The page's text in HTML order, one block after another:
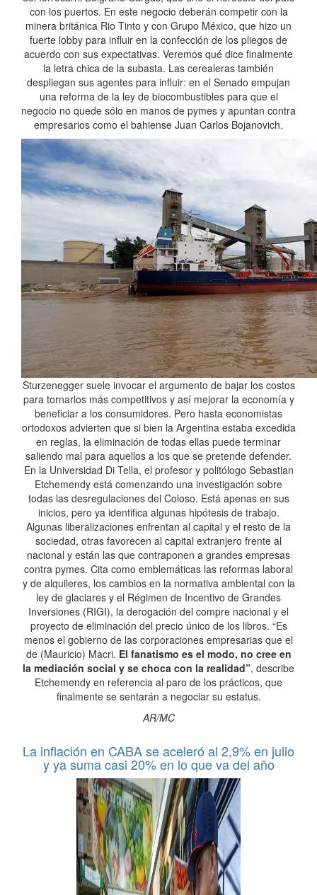
con los puertos. En este negocio deberán competir con la
minera británica Rio Tinto y con Grupo México, que hizo un
fuerte lobby para influir en la confección de los pliegos de
acuerdo con sus expectativas. Veremos qué dice finalmente
la letra chica de la subasta. Las cerealeras también
despliegan sus agentes para influir: en el Senado empujan
una reforma de la ley de biocombustibles para que el
negocio no quede sólo en manos de pymes y apuntan contra
empresarios como el bahiense Juan Carlos Bojanovich.
Sturzenegger suele invocar el argumento de bajar los costos
para tornarlos más competitivos y así mejorar la economía y
beneficiar a los consumidores. Pero hasta economistas
ortodoxos advierten que si bien la Argentina estaba excedida
en reglas, la eliminación de todas ellas puede terminar
saliendo mal para aquellos a los que se pretende defender.
En la Universidad Di Tella, el profesor y politólogo Sebastian
Etchemendy está comenzando una investigación sobre
todas las desregulaciones del Coloso. Está apenas en sus
inicios, pero ya identifica algunas hipótesis de trabajo.
Algunas liberalizaciones enfrentan al capital y el resto de la
sociedad, otras favorecen al capital extranjero frente al
nacional y están las que contraponen a grandes empresas
contra pymes. Cita como emblemáticas las reformas laboral
y de alquileres, los cambios en la normativa ambiental con la
ley de glaciares y el Régimen de Incentivo de Grandes
Inversiones (RIGI), la derogación del compre nacional y el
proyecto de eliminación del precio único de los libros. “Es
menos el gobierno de las corporaciones empresarias que el
de (Mauricio) Macri. El fanatismo es el modo, no cree en
la mediación social y se choca con la realidad”, describe
Etchemendy en referencia al paro de los prácticos, que
finalmente se sentarán a negociar su estatus.
AR/MC
La inflación en CABA se aceleró al 2,9% en julio
y ya suma casi 20% en lo que va del año